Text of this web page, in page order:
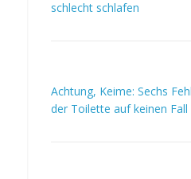
schlecht schlafen
Achtung, Keime: Sechs
der Toilette auf keinen Fall